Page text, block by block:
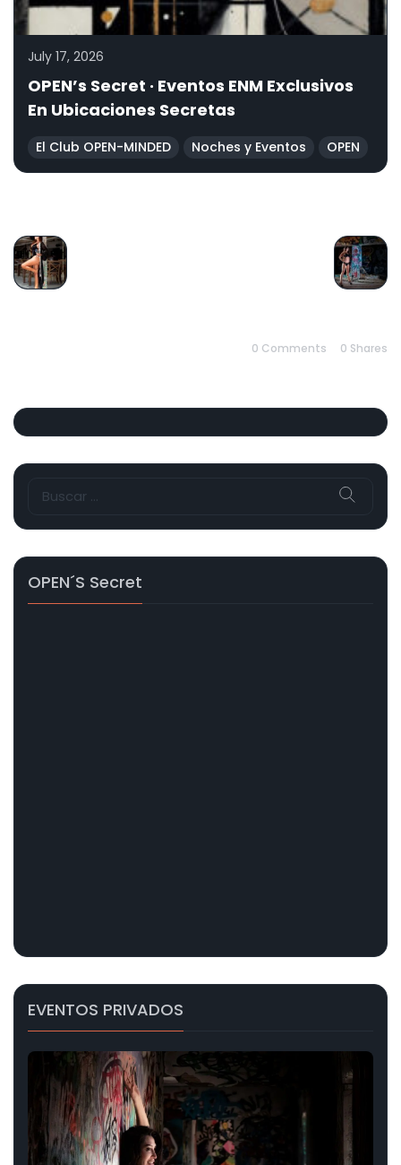
July 17, 2026
OPEN’s Secret · Eventos ENM Exclusivos
En Ubicaciones Secretas
El Club OPEN-MINDED Noches y Eventos OPEN
0 Comments 0 Shares
OPEN´s Secret
EVENTOS PRIVADOS